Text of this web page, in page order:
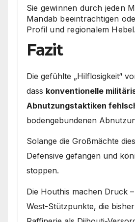
Sie gewinnen durch jeden
Mandab beeinträchtigen
Profil und regionalem Hebel.
Fazit
Die gefühlte „Hilflosigkeit“
dass konventionelle
Abnutzungstaktiken
bodengebundenen
Solange die Großmächte
Defensive gefangen und
stoppen.
Die Houthis machen Druck
West-Stützpunkte, die